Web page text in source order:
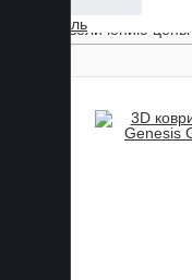
3D ТекстильПо увеличению цены